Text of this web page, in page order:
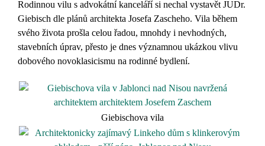
Rodinnou vilu s advokátní kanceláří si nechal vystavět JUDr.
Giebisch dle plánů architekta Josefa Zascheho. Vila během
svého života prošla celou řadou, mnohdy i nevhodných,
stavebních úprav, přesto je dnes významnou ukázkou vlivu
dobového novoklasicismu na rodinné bydlení.
Giebischova vila